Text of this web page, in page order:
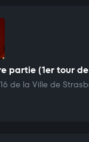
partie (1er tour
de la Ville de